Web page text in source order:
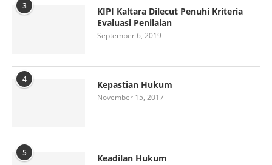
3
KIPI Kaltara Dilecut Penuhi Kriteria
Evaluasi Penilaian
September 6, 2019
4 Kepastian Hukum
November 15, 2017
5 Keadilan Hukum